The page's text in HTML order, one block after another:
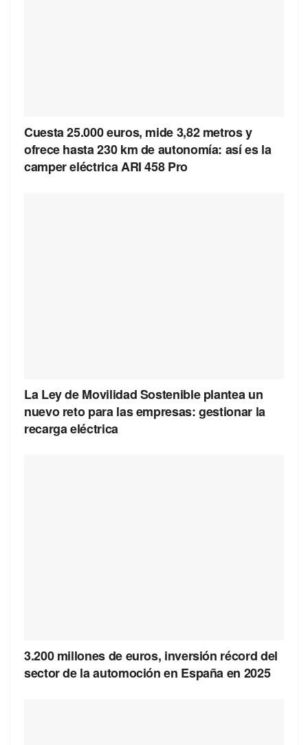
Cuesta 25.000 euros, mide 3,82 metros y
ofrece hasta 230 km de autonomía: así es la
camper eléctrica ARI 458 Pro
La Ley de Movilidad Sostenible plantea un
nuevo reto para las empresas: gestionar la
recarga eléctrica
3.200 millones de euros, inversión récord del
sector de la automoción en España en 2025